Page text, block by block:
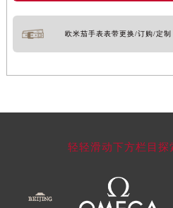
欧米茄手表表带更换/订购/定制
轻轻滑动下方栏目探